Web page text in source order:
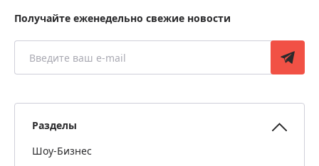
Получайте еженедельно свежие новости
Разделы
Шоу-Бизнес